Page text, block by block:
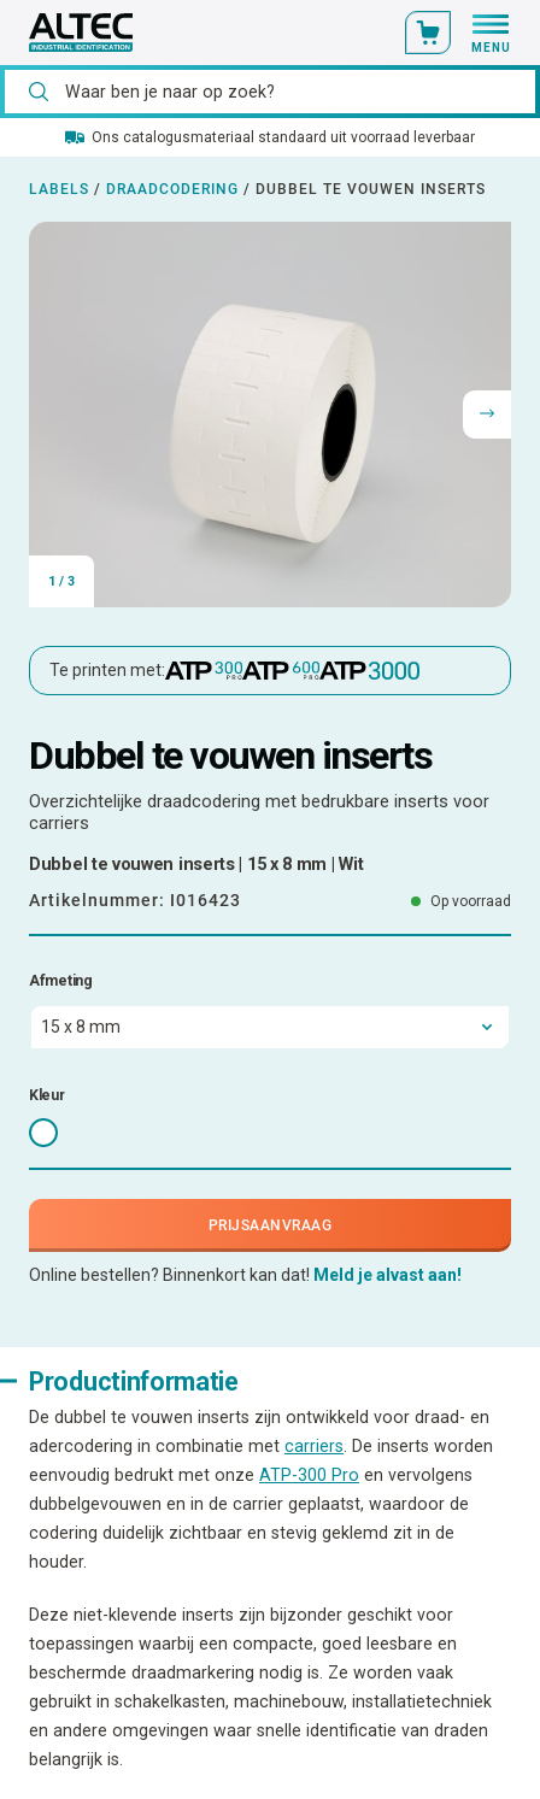
MENU
Ons catalogusmateriaal standaard uit voorraad leverbaar
LABELS / DRAADCODERING / DUBBEL TE VOUWEN INSERTS
1 / 3
Te printen met:
Dubbel te vouwen inserts
Overzichtelijke draadcodering met bedrukbare inserts voor
carriers
Dubbel te vouwen inserts | 15 x 8 mm | Wit
Artikelnummer: I016423 Op voorraad
Afmeting
Kleur
PRIJSAANVRAAG
Online bestellen? Binnenkort kan dat! Meld je alvast aan!
Productinformatie
De dubbel te vouwen inserts zijn ontwikkeld voor draad- en
adercodering in combinatie met carriers . De inserts worden
eenvoudig bedrukt met onze ATP-300 Pro en vervolgens
dubbelgevouwen en in de carrier geplaatst, waardoor de
codering duidelijk zichtbaar en stevig geklemd zit in de
houder.
Deze niet-klevende inserts zijn bijzonder geschikt voor
toepassingen waarbij een compacte, goed leesbare en
beschermde draadmarkering nodig is. Ze worden vaak
gebruikt in schakelkasten, machinebouw, installatietechniek
en andere omgevingen waar snelle identificatie van draden
belangrijk is.